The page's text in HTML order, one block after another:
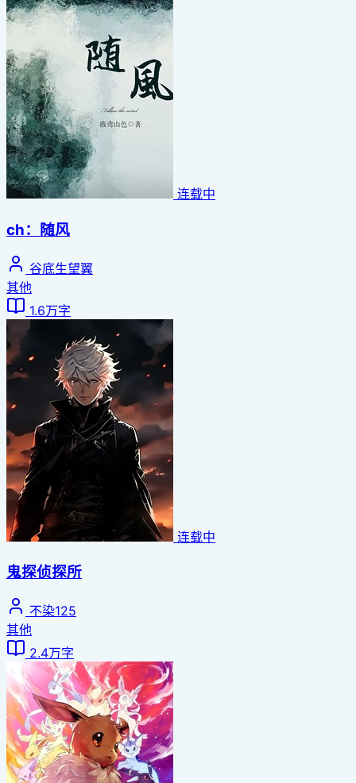
连载中
ch：随风
谷底生望翼
其他
1.6万字
连载中
鬼探侦探所
不染125
其他
2.4万字